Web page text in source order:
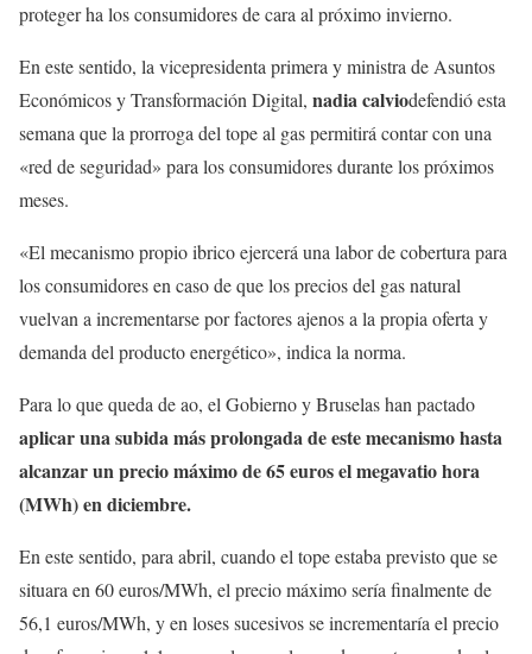
proteger ha los consumidores de cara al próximo invierno.
En este sentido, la vicepresidenta primera y ministra de Asuntos
Económicos y Transformación Digital, nadia calviodefendió esta
semana que la prorroga del tope al gas permitirá contar con una
«red de seguridad» para los consumidores durante los próximos
meses.
«El mecanismo propio ibrico ejercerá una labor de cobertura para
los consumidores en caso de que los precios del gas natural
vuelvan a incrementarse por factores ajenos a la propia oferta y
demanda del producto energético», indica la norma.
Para lo que queda de ao, el Gobierno y Bruselas han pactado
aplicar una subida más prolongada de este mecanismo hasta
alcanzar un precio máximo de 65 euros el megavatio hora
(MWh) en diciembre.
En este sentido, para abril, cuando el tope estaba previsto que se
situara en 60 euros/MWh, el precio máximo sería finalmente de
56,1 euros/MWh, y en loses sucesivos se incrementaría el precio